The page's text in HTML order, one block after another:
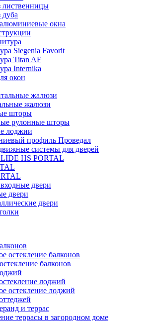
лиственницы
окна
Siegenia Favorit
Titan AF
Internika
окон
жалюзи
жалюзи
шторы
рулонные шторы
лоджии
профиль Проведал
системы для дверей
HS PORTAL
двери
двери
двери
остекление балконов
балконов
лоджий
остекление лоджий
и террас
террасы в загородном доме